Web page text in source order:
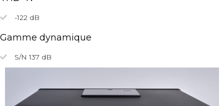
-122 dB
Gamme dynamique
S/N 137 dB